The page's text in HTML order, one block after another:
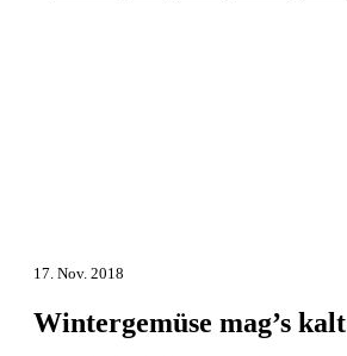
17. Nov. 2018
Wintergemüse mag’s kalt